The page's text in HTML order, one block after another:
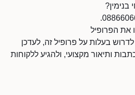
את הפרופיל
לדרוש בעלות על פרופיל זה, לעדכן
ותיאור מקצועי, ולהגיע ללקוחות